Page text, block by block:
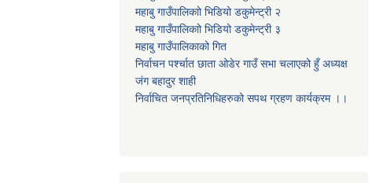
महाबु गाउँपालिकाो भिडियो डकुमेन्ट्री २
महाबु गाउँपालिकाो भिडियो डकुमेन्ट्री ३
महाबु गाउँपालिकाको गित
निर्वाचन पर्श्चात छाता ओडेर गाउँ सभा चलाएको हुँ अध्यक्ष
जंग बहादुर शाही
निर्वाचित जनप्रतिनिधिहरुको सपथ ग्रहण कार्यक्रम ।।